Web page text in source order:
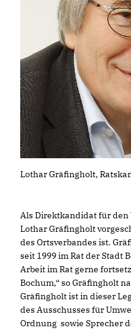
Lothar Gräfingholt,
Als Direktkandidat für
Lothar Gräfingholt
des Ortsverbandes ist.
seit 1999 im Rat der Stadt
Arbeit im Rat gerne
Bochum,“ so Gräfingholt
Gräfingholt ist in dieser
des Ausschusses für
Ordnung sowie Sprecher